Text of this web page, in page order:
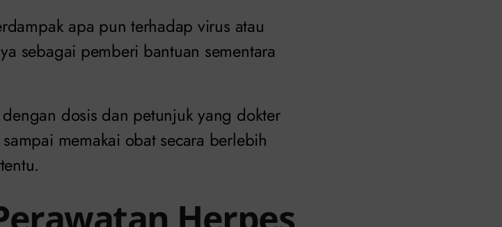
apa pun terhadap virus atau
sebagai pemberi bantuan sementara
dosis dan petunjuk yang dokter
memakai obat secara berlebih